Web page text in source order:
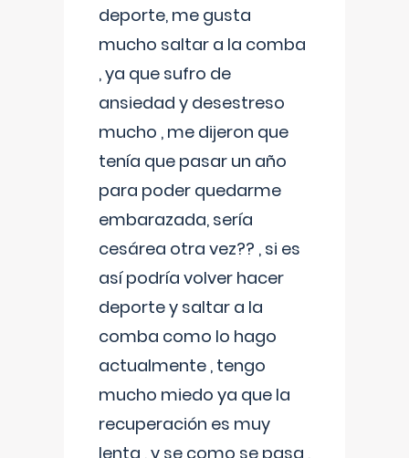
deporte, me gusta
mucho saltar a la comba
, ya que sufro de
ansiedad y desestreso
mucho , me dijeron que
tenía que pasar un año
para poder quedarme
embarazada, sería
cesárea otra vez?? , si es
así podría volver hacer
deporte y saltar a la
comba como lo hago
actualmente , tengo
mucho miedo ya que la
recuperación es muy
lenta , y se como se pasa ,